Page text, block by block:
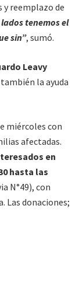
y reemplazo de
tenemos el
sin”, sumó.
Leavy
la ayuda
miércoles con
afectadas.
en
hasta las
N°49), con
Las donaciones;